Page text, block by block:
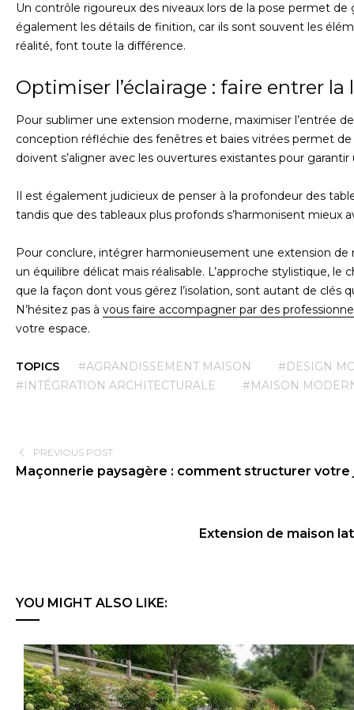
Un contrôle rigoureux des niveaux lors de la pose permet
également les détails de finition, car ils sont souvent les
réalité, font toute la différence.
Optimiser l’éclairage : faire entrer
Pour sublimer une extension moderne, maximiser l’entrée
conception réfléchie des fenêtres et baies vitrées permet
doivent s’aligner avec les ouvertures existantes pour
Il est également judicieux de penser à la profondeur des
tandis que des tableaux plus profonds s’harmonisent mieux
Pour conclure, intégrer harmonieusement une extension
un équilibre délicat mais réalisable. L’approche stylistique, le
que la façon dont vous gérez l’isolation, sont autant de
N’hésitez pas à vous faire accompagner par des
votre espace.
TOPICS #AGRANDISSEMENT MAISON
#DESIGN
#INTÉGRATION ARCHITECTURALE
#MAISON
PREVIOUS POST
Maçonnerie paysagère : comment structurer votre
Extension de maison
YOU MIGHT ALSO LIKE: